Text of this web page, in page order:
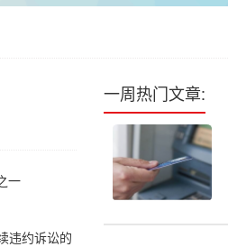
一
违约诉讼的
一周热门文章: